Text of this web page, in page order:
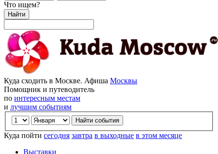
Что ищем?
Найти
Куда сходить в Москве. Афиша Москвы
Помощник и путеводитель
по интересным местам
и лучшим событиям
Куда пойти сегодня завтра в выходные в этом месяце
Выставки